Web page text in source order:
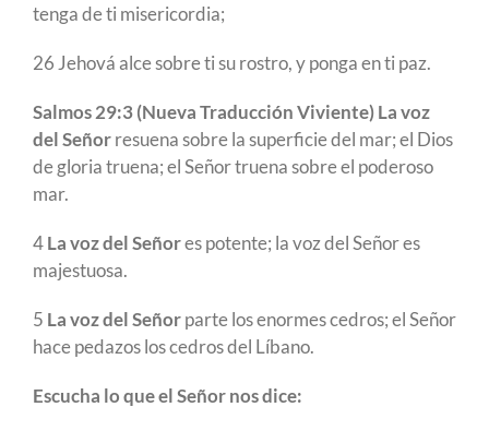
tenga de ti misericordia;
26 Jehová alce sobre ti su rostro, y ponga en ti paz.
Salmos 29:3 (Nueva Traducción Viviente) La voz
del Señorresuena sobre la superficie del mar; el Dios
de gloria truena; el Señor truena sobre el poderoso
mar.
4La voz del Señores potente; la voz del Señor es
majestuosa.
5 La voz del Señorparte los enormes cedros; el Señor
hace pedazos los cedros del Líbano.
Escucha lo que el Señor nos dice: